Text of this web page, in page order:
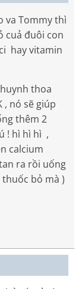
va Tommy thì
cuả đuôi con
hay vitamin
thoa
, nó sẽ giúp
thêm 2
! hì hì hì ,
calcium
ra rồi uống
bỏ mà )